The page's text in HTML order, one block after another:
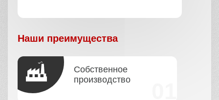
Наши преимущества
Собственное
производство